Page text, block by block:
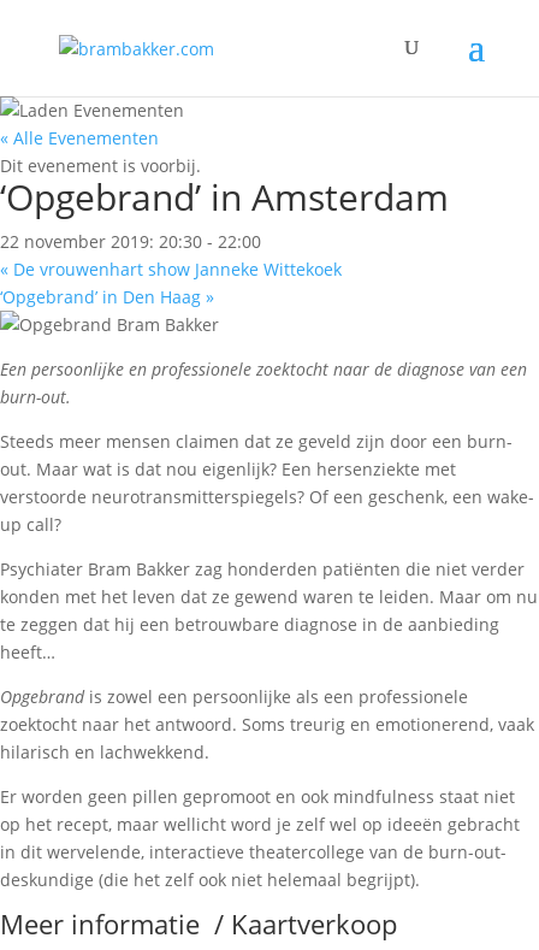
« Alle Evenementen
Dit evenement is voorbij.
‘Opgebrand’ in Amsterdam
22 november 2019: 20:30 - 22:00
« De vrouwenhart show Janneke Wittekoek
‘Opgebrand’ in Den Haag »
Een persoonlijke en professionele zoektocht naar de diagnose van een
burn-out.
Steeds meer mensen claimen dat ze geveld zijn door een burn-
out. Maar wat is dat nou eigenlijk? Een hersenziekte met
verstoorde neurotransmitterspiegels? Of een geschenk, een wake-
up call?
Psychiater Bram Bakker zag honderden patiënten die niet verder
konden met het leven dat ze gewend waren te leiden. Maar om nu
te zeggen dat hij een betrouwbare diagnose in de aanbieding
heeft…
Opgebrandis zowel een persoonlijke als een professionele
zoektocht naar het antwoord. Soms treurig en emotionerend, vaak
hilarisch en lachwekkend.
Er worden geen pillen gepromoot en ook mindfulness staat niet
op het recept, maar wellicht word je zelf wel op ideeën gebracht
in dit wervelende, interactieve theatercollege van de burn-out-
deskundige (die het zelf ook niet helemaal begrijpt).
Meer informatie / Kaartverkoop